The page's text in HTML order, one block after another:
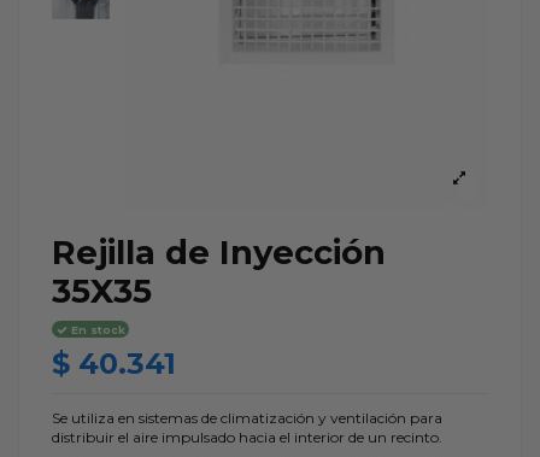
Rejilla de Inyección
35X35
En stock
$ 40.341
Se utiliza en sistemas de climatización y ventilación para
distribuir el aire impulsado hacia el interior de un recinto.